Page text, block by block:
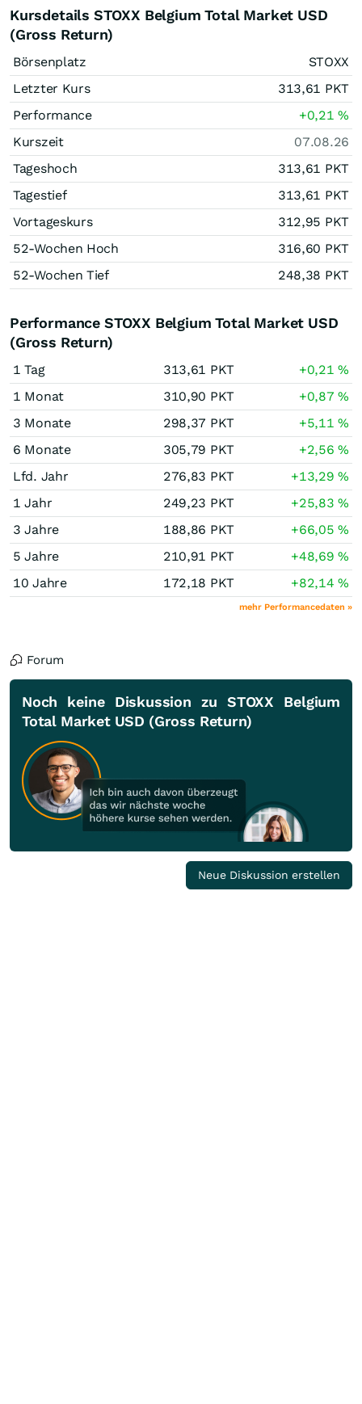
Kursdetails STOXX Belgium Total Market USD
(Gross Return)
Börsenplatz
STOXX
Letzter Kurs
313,61 PKT
Performance
+0,21%
Kurszeit
07.08.26
Tageshoch
313,61 PKT
Tagestief
313,61 PKT
Vortageskurs
312,95 PKT
52-Wochen Hoch
316,60 PKT
52-Wochen Tief
248,38 PKT
Performance STOXX Belgium Total Market USD
(Gross Return)
1 Tag 313,61 PKT +0,21%
1 Monat
310,90 PKT +0,87%
3 Monate
298,37 PKT +5,11%
6 Monate
305,79 PKT +2,56%
Lfd. Jahr
276,83 PKT +13,29%
1 Jahr
249,23 PKT +25,83%
3 Jahre
188,86 PKT +66,05%
5 Jahre
210,91 PKT +48,69%
10 Jahre
172,18 PKT +82,14%
mehr Performancedaten »
Forum
Noch keine Diskussion zu STOXX Belgium
Total Market USD (Gross Return)
Neue Diskussion erstellen